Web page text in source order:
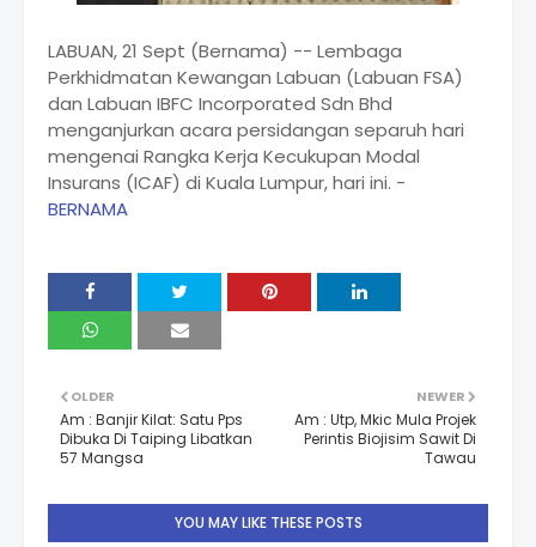
LABUAN, 21 Sept (Bernama) -- Lembaga
Perkhidmatan Kewangan Labuan (Labuan FSA)
dan Labuan IBFC Incorporated Sdn Bhd
menganjurkan acara persidangan separuh hari
mengenai Rangka Kerja Kecukupan Modal
Insurans (ICAF) di Kuala Lumpur, hari ini. -
BERNAMA
NEWER
Am : Utp, Mkic Mula Projek
Perintis Biojisim Sawit Di
Tawau
OLDER
Am : Banjir Kilat: Satu Pps
Dibuka Di Taiping Libatkan
57 Mangsa
YOU MAY LIKE THESE POSTS